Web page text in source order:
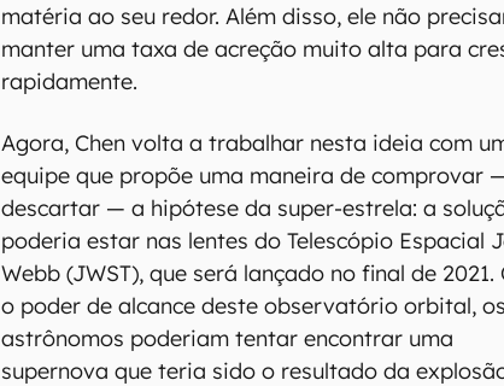
matéria ao seu redor. Além disso, ele não
manter uma taxa de acreção muito alta para
rapidamente.
Agora, Chen volta a trabalhar nesta ideia com
equipe que propõe uma maneira de comprovar
descartar — a hipótese da super-estrela: a
poderia estar nas lentes do Telescópio Espacial
Webb (JWST), que será lançado no final de 2021.
o poder de alcance deste observatório orbital, os
astrônomos poderiam tentar encontrar uma
supernova que teria sido o resultado da